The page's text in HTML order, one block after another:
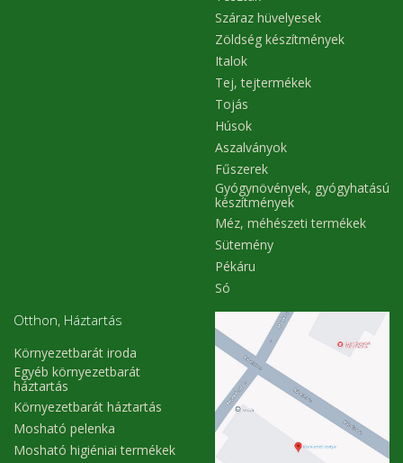
Száraz hüvelyesek
Zöldség készítmények
Italok
Tej, tejtermékek
Tojás
Húsok
Aszalványok
Fűszerek
Gyógynövények, gyógyhatású
készítmények
Méz, méhészeti termékek
Sütemény
Pékáru
Só
Otthon, Háztartás
Környezetbarát iroda
Egyéb környezetbarát
háztartás
Környezetbarát háztartás
Mosható pelenka
Mosható higiéniai termékek